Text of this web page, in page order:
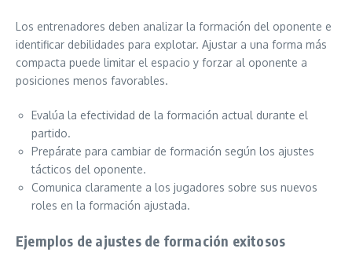
Los entrenadores deben analizar la formación del oponente e
identificar debilidades para explotar. Ajustar a una forma más
compacta puede limitar el espacio y forzar al oponente a
posiciones menos favorables.
Evalúa la efectividad de la formación actual durante el
partido.
Prepárate para cambiar de formación según los ajustes
tácticos del oponente.
Comunica claramente a los jugadores sobre sus nuevos
roles en la formación ajustada.
Ejemplos de ajustes de formación exitosos